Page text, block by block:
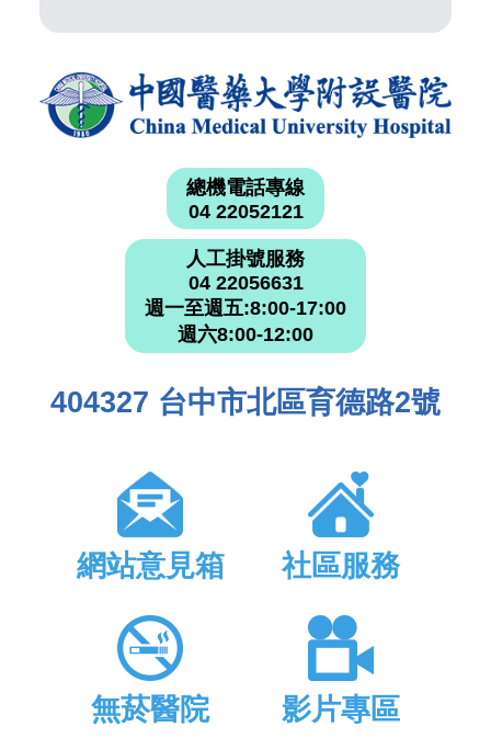
總機電話專線
04 22052121
人工掛號服務
04 22056631
週一至週五:8:00-17:00
週六8:00-12:00
404327 台中市北區育德路2號
網站意見箱 社區服務
無菸醫院 影片專區